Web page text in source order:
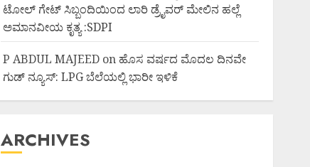
ಟೋಲ್ ಗೇಟ್ ಸಿಬ್ಬಂದಿಯಿಂದ ಲಾರಿ ಡ್ರೈವರ್ ಮೇಲಿನ ಹಲ್ಲೆ
ಅಮಾನವೀಯ ಕೃತ್ಯ :SDPI
P ABDUL MAJEEDon ಹೊಸ ವರ್ಷದ ಮೊದಲ ದಿನವೇ
ಗುಡ್ ನ್ಯೂಸ್: LPG ಬೆಲೆಯಲ್ಲಿ ಭಾರೀ ಇಳಿಕೆ
ARCHIVES